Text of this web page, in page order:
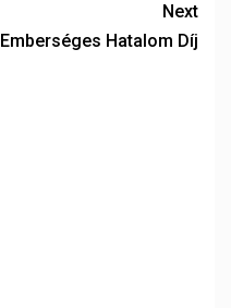
Next
Emberséges Hatalom Díj